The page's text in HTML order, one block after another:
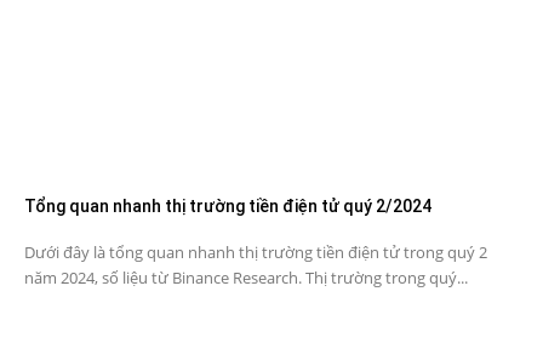
Tổng quan nhanh thị trường tiền điện tử quý 2/2024
Dưới đây là tổng quan nhanh thị trường tiền điện tử trong quý 2
năm 2024, số liệu từ Binance Research. Thị trường trong quý...